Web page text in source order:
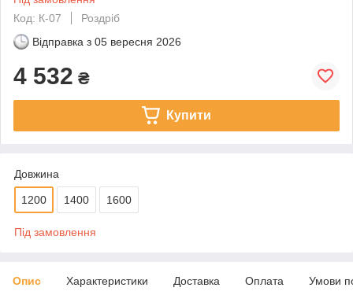
Код: К-07
Роздріб
Відправка з 05 вересня 2026
4 532 ₴
Купити
Довжина
1200 1400 1600
Під замовлення
Опис Характеристики Доставка Оплата Умови